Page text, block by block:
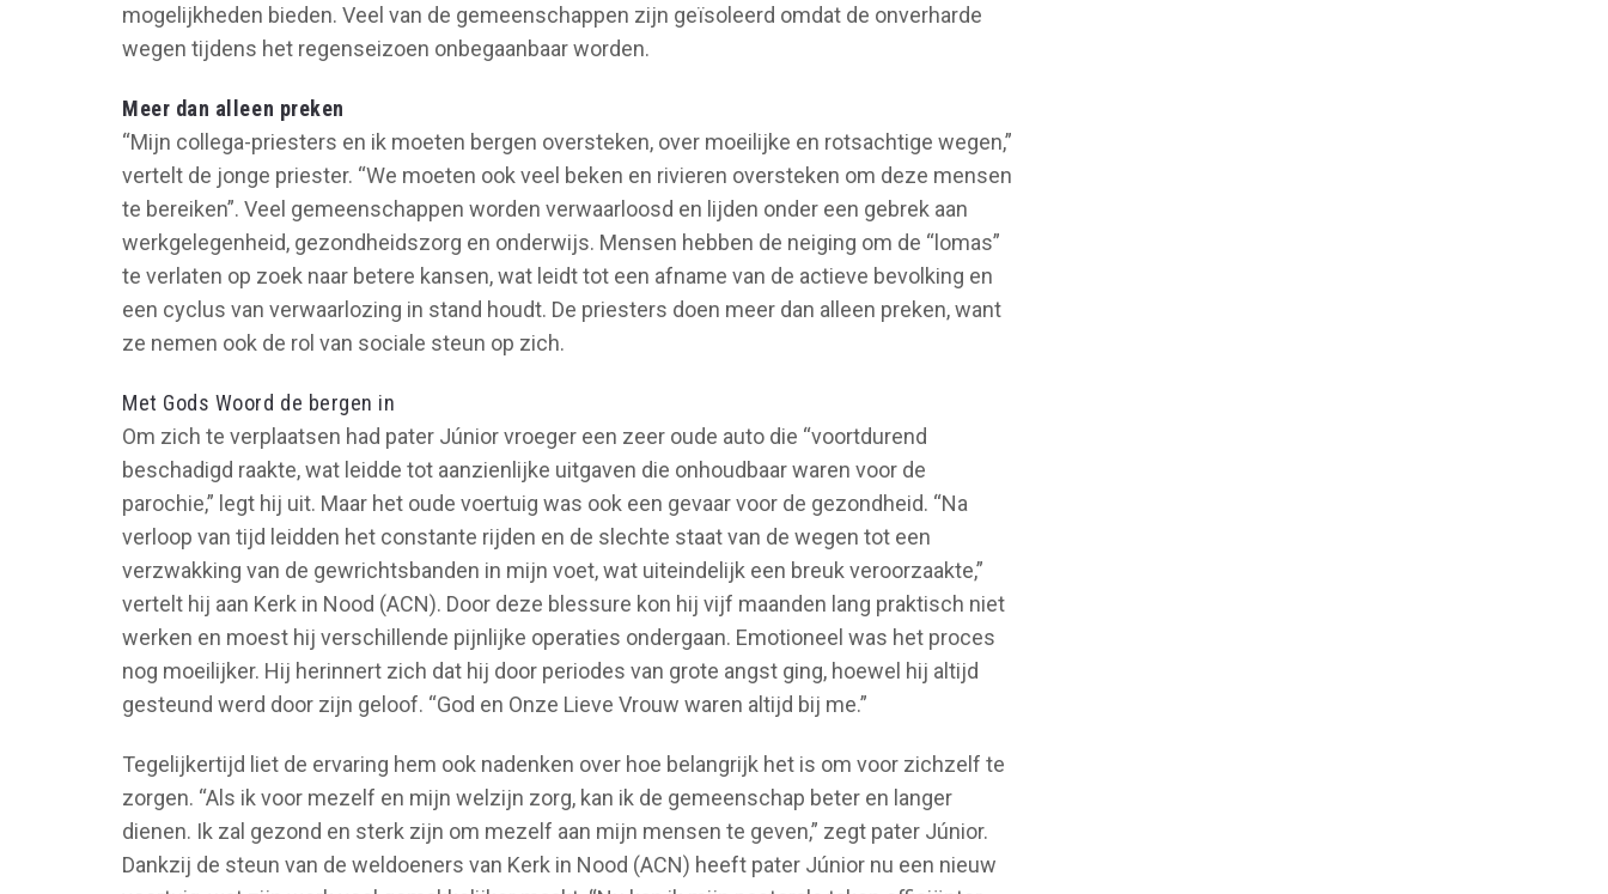
mogelijkheden bieden. Veel van de gemeenschappen zijn geïsoleerd omdat de onverharde
wegen tijdens het regenseizoen onbegaanbaar worden.
Meer dan alleen preken
“Mijn collega-priesters en ik moeten bergen oversteken, over moeilijke en rotsachtige wegen,”
vertelt de jonge priester. “We moeten ook veel beken en rivieren oversteken om deze mensen
te bereiken”. Veel gemeenschappen worden verwaarloosd en lijden onder een gebrek aan
werkgelegenheid, gezondheidszorg en onderwijs. Mensen hebben de neiging om de “lomas”
te verlaten op zoek naar betere kansen, wat leidt tot een afname van de actieve bevolking en
een cyclus van verwaarlozing in stand houdt. De priesters doen meer dan alleen preken, want
ze nemen ook de rol van sociale steun op zich.
Met Gods Woord de bergen in
Om zich te verplaatsen had pater Júnior vroeger een zeer oude auto die “voortdurend
beschadigd raakte, wat leidde tot aanzienlijke uitgaven die onhoudbaar waren voor de
parochie,” legt hij uit. Maar het oude voertuig was ook een gevaar voor de gezondheid. “Na
verloop van tijd leidden het constante rijden en de slechte staat van de wegen tot een
verzwakking van de gewrichtsbanden in mijn voet, wat uiteindelijk een breuk veroorzaakte,”
vertelt hij aan Kerk in Nood (ACN). Door deze blessure kon hij vijf maanden lang praktisch niet
werken en moest hij verschillende pijnlijke operaties ondergaan. Emotioneel was het proces
nog moeilijker. Hij herinnert zich dat hij door periodes van grote angst ging, hoewel hij altijd
gesteund werd door zijn geloof. “God en Onze Lieve Vrouw waren altijd bij me.”
Tegelijkertijd liet de ervaring hem ook nadenken over hoe belangrijk het is om voor zichzelf te
zorgen. “Als ik voor mezelf en mijn welzijn zorg, kan ik de gemeenschap beter en langer
dienen. Ik zal gezond en sterk zijn om mezelf aan mijn mensen te geven,” zegt pater Júnior.
Dankzij de steun van de weldoeners van Kerk in Nood (ACN) heeft pater Júnior nu een nieuw